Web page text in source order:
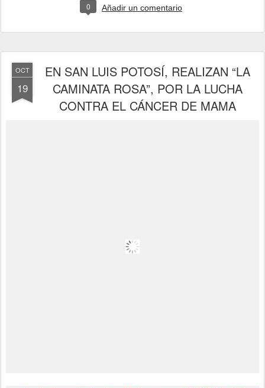
0 Añadir un comentario
OCT
19
EN SAN LUIS POTOSÍ, REALIZAN “LA
CAMINATA ROSA”, POR LA LUCHA
CONTRA EL CÁNCER DE MAMA